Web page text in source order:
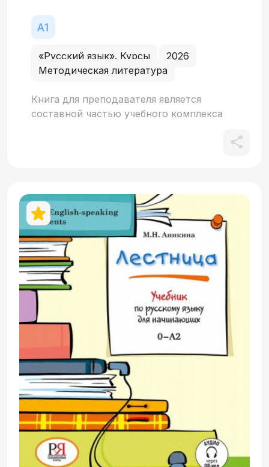
«Русский язык». Курсы
2026
Методическая литература
Книга для преподавателя является
составной частью учебного комплекса
вошли тексты аудиоматериалов
учебника, подробные описания игр и QR-
коды, через которые осуществляется
доступ к фотоколлажам и
видеоматериалам, сопровождающим
уроки учебника. В отдельные разделы
выделены методические рекомендации
по работе над русской фонетикой и
поурочные контрольные работы.